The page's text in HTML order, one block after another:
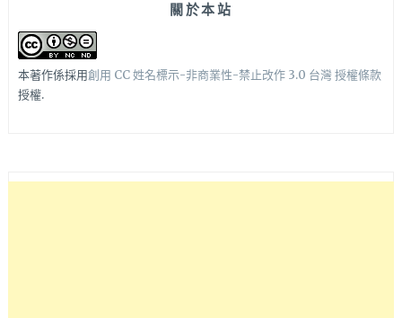
關於本站
本著作係採用創用 CC 姓名標示-非商業性-禁止改作 3.0 台灣 授權條款
授權.